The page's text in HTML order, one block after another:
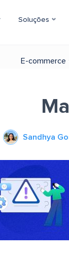
Soluções
E-commerce
Sandhya